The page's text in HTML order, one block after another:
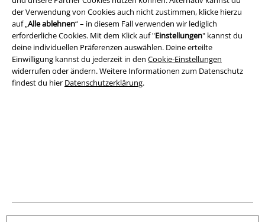
der Verwendung von Cookies auch nicht zustimmen, klicke hierzu
auf „Alle ablehnen“ – in diesem Fall verwenden wir lediglich
erforderliche Cookies. Mit dem Klick auf "Einstellungen" kannst du
deine individuellen Präferenzen auswählen. Deine erteilte
Einwilligung kannst du jederzeit in den Cookie-Einstellungen
widerrufen oder ändern. Weitere Informationen zum Datenschutz
findest du hier Datenschutzerklärung.
Impressum
Datenschutz
Entsorgung und Umweltschutz
Konformitätserklärung